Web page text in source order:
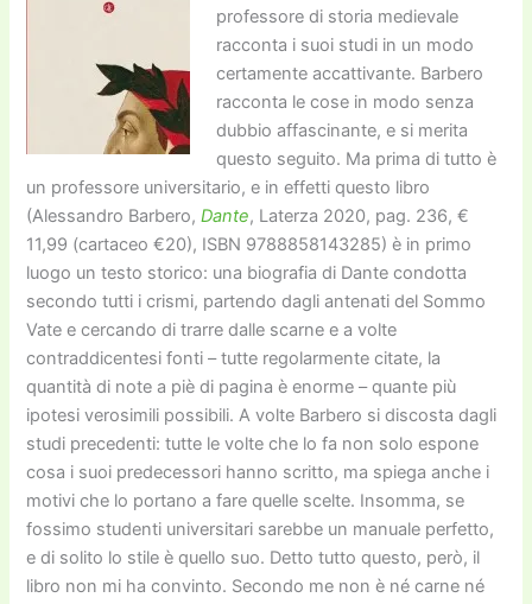
professore di storia medievale
racconta i suoi studi in un modo
certamente accattivante. Barbero
racconta le cose in modo senza
dubbio affascinante, e si merita
questo seguito. Ma prima di tutto è
un professore universitario, e in effetti questo libro
(Alessandro Barbero,Dante, Laterza 2020, pag. 236, €
11,99 (cartaceo €20), ISBN 9788858143285) è in primo
luogo un testo storico: una biografia di Dante condotta
secondo tutti i crismi, partendo dagli antenati del Sommo
Vate e cercando di trarre dalle scarne e a volte
contraddicentesi fonti – tutte regolarmente citate, la
quantità di note a piè di pagina è enorme – quante più
ipotesi verosimili possibili. A volte Barbero si discosta dagli
studi precedenti: tutte le volte che lo fa non solo espone
cosa i suoi predecessori hanno scritto, ma spiega anche i
motivi che lo portano a fare quelle scelte. Insomma, se
fossimo studenti universitari sarebbe un manuale perfetto,
e di solito lo stile è quello suo. Detto tutto questo, però, il
libro non mi ha convinto. Secondo me non è né carne né